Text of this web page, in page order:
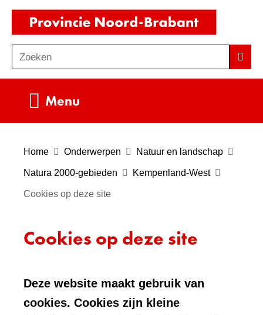
Ga
de
inhoud
o
e
Zoeken
Menu
Home Onderwerpen Natuur en landschap
Natura 2000-gebieden Kempenland-West
Cookies op deze site
Cookies op deze site
Deze website maakt gebruik van
cookies. Cookies zijn kleine